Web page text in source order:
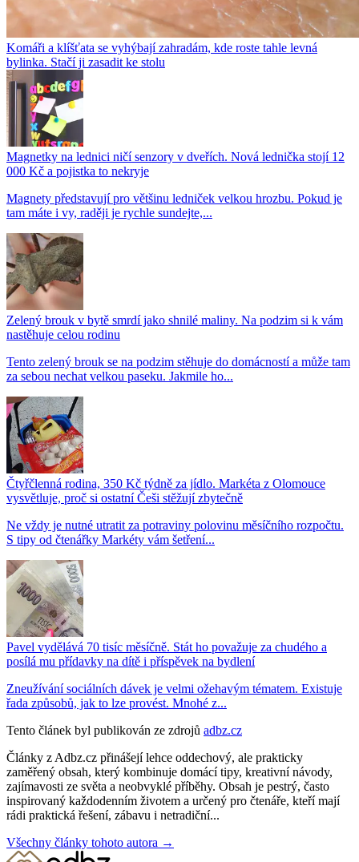
Komáři a klíšťata se vyhýbají zahradám, kde roste tahle levná
bylinka. Stačí ji zasadit ke stolu
Magnetky na lednici ničí senzory v dveřích. Nová lednička stojí 12
000 Kč a pojistka to nekryje
Magnety představují pro většinu ledniček velkou hrozbu. Pokud je
tam máte i vy, raději je rychle sundejte,...
Zelený brouk v bytě smrdí jako shnilé maliny. Na podzim si k vám
nastěhuje celou rodinu
Tento zelený brouk se na podzim stěhuje do domácností a může tam
za sebou nechat velkou paseku. Jakmile ho...
Čtyřčlenná rodina, 350 Kč týdně za jídlo. Markéta z Olomouce
vysvětluje, proč si ostatní Češi stěžují zbytečně
Ne vždy je nutné utratit za potraviny polovinu měsíčního rozpočtu.
S tipy od čtenářky Markéty vám šetření...
Pavel vydělává 70 tisíc měsíčně. Stát ho považuje za chudého a
posílá mu přídavky na dítě i příspěvek na bydlení
Zneužívání sociálních dávek je velmi ožehavým tématem. Existuje
řada způsobů, jak to lze provést. Mnohé z...
Tento článek byl publikován ze zdrojů adbz.cz
Články z Adbz.cz přinášejí lehce oddechový, ale prakticky
zaměřený obsah, který kombinuje domácí tipy, kreativní návody,
zajímavosti ze světa a neobvyklé příběhy. Obsah je pestrý, často
inspirovaný každodenním životem a určený pro čtenáře, kteří mají
rádi praktická řešení, zábavu i netradiční...
Všechny články tohoto autora →